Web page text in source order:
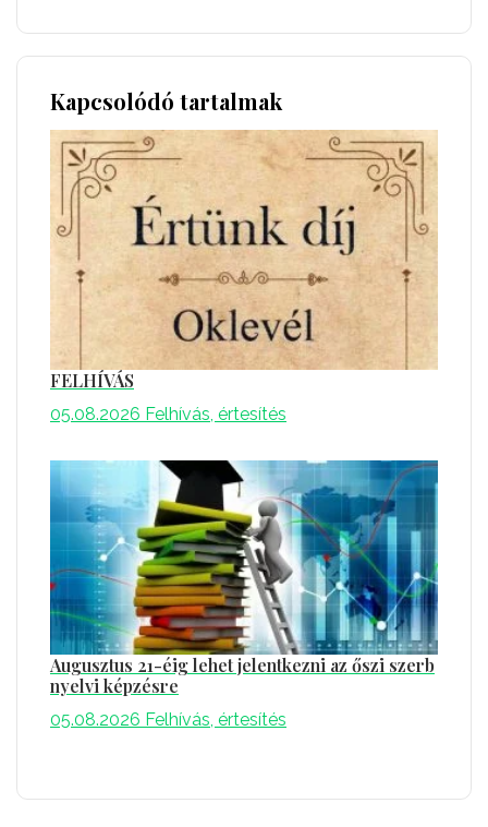
Kapcsolódó tartalmak
FELHÍVÁS
05.08.2026 Felhívás, értesítés
Augusztus 21-éig lehet jelentkezni az őszi szerb
nyelvi képzésre
05.08.2026 Felhívás, értesítés